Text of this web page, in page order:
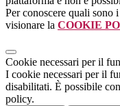
Per conoscere quali sono
visionare la COOKIE
Cookie necessari per il
I cookie necessari per il
disabilitati. È possibile
policy.